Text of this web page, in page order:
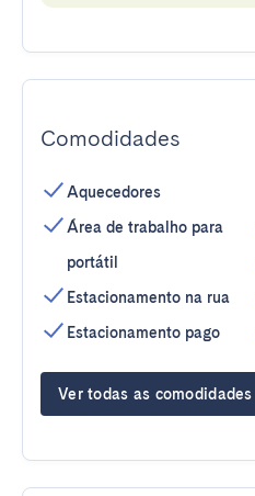
Comodidades
Aquecedores
Área de trabalho para
portátil
Estacionamento na rua
Estacionamento pago
Ver todas as comodidades